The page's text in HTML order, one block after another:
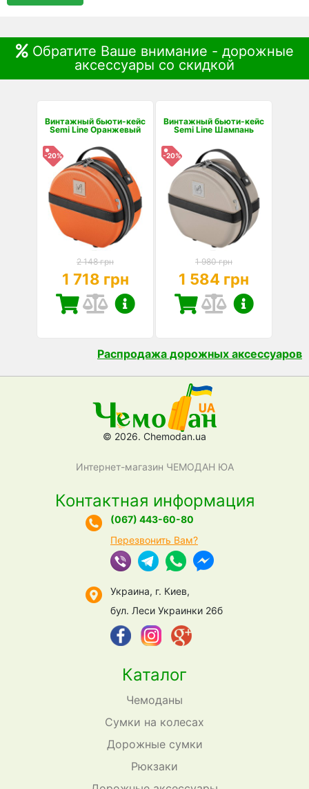
Обратите Ваше внимание - дорожные
аксессуары со скидкой
Винтажный бьюти-кейс
Semi Line Оранжевый
-20%
2 148 грн
1 718 грн
Винтажный бьюти-кейс
Semi Line Шампань
-20%
1 980 грн
1 584 грн
Распродажа дорожных аксессуаров
© 2026. Chemodan.ua
Интернет-магазин ЧЕМОДАН ЮА
Каталог
Чемоданы
Сумки на колесах
Дорожные сумки
Рюкзаки
Контактная информация
(067) 443-60-80
Перезвонить Вам?
Украина, г. Киев,
бул. Леси Украинки 26б